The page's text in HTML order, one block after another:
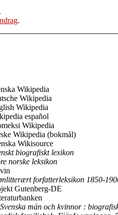
.
.
Wikipedia
Wikipedia
Wikipedia
español
Wikipedia
Wikipedia (bokmål)
Wikisource
biografiskt lexikon
norske leksikon
forfatterleksikon 1850-
Gutenberg-DE
Svenska män och kvinnor :